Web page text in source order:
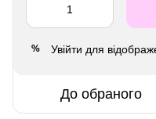
% Увійти для
До обраного